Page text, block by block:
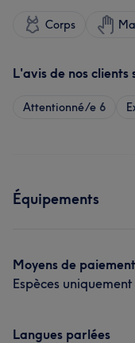
Corps
L'avis de nos clients
Attentionné/e 6
Équipements
Moyens de paiement
Espèces uniquement
Langues parlées